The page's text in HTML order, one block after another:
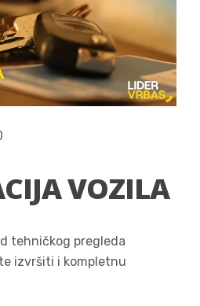
VOZILA
tehničkog pregleda
izvršiti i kompletnu